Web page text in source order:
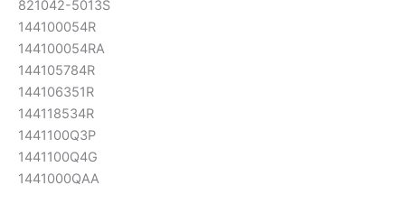
821042-5013S
144100054R
144100054RA
144105784R
144106351R
144118534R
1441100Q3P
1441100Q4G
1441000QAA